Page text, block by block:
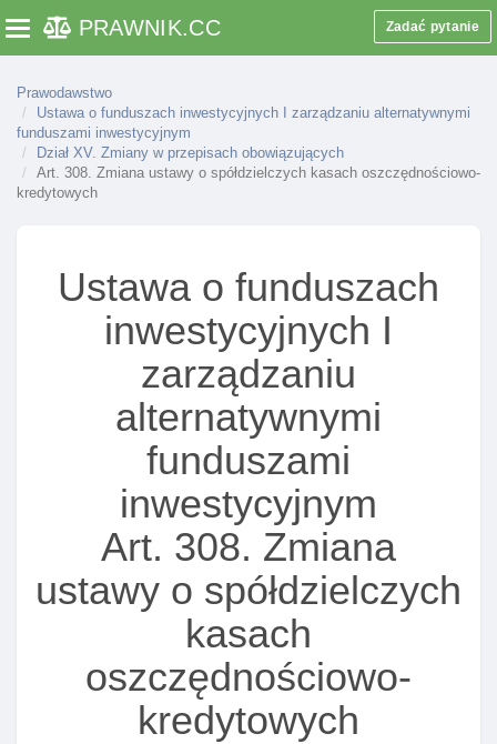
Toggle navigation
PRAWNIK.CC Zadać pytanie
Prawodawstwo
Ustawa o funduszach inwestycyjnych I zarządzaniu alternatywnymi
funduszami inwestycyjnym
Dział XV. Zmiany w przepisach obowiązujących
Art. 308. Zmiana ustawy o spółdzielczych kasach oszczędnościowo-
kredytowych
Ustawa o funduszach
inwestycyjnych I
zarządzaniu
alternatywnymi
funduszami
inwestycyjnym
Art. 308. Zmiana
ustawy o spółdzielczych
kasach
oszczędnościowo-
kredytowych
Art. 286. Współpraca knf z organami państw
I spółkami zarządzającymi
Art. 286a. Udostępnianie przez komisję przepisów
prawa dotyczących funduszy inwestycyjnych
otwartych
Art. 286b. Współpraca komisji z organami nadzoru
Art. 287. Odpowiedzialność karna za prowadzenie
bez zezwolenia działalnośCI inwestycyjnej
Art. 287a. Odpowiedzialność karna za podawanie
nieprawdziwych lub zatajanie prawdziwych danych
w informacjach
Art. 288a. Odpowiedzialność karna za niezgodne z
prawdą dane w kluczowych informacjach dla
inwestorów
Art. 288b. Odpowiedzialność karna za podanie
nieprawdziwych informacji w informacji dla klienta
alternatywnego funduszu inwestycyjnego
Art. 288c. Odpowiedzialność karna za niedopełnienie
obowiązków w zakresie przekazywania lub
publikowania dokumentów
Art. 288d. Odpowiedzialność karna za podawanie
nieprawdziwych informacji w polityce dotyczącej